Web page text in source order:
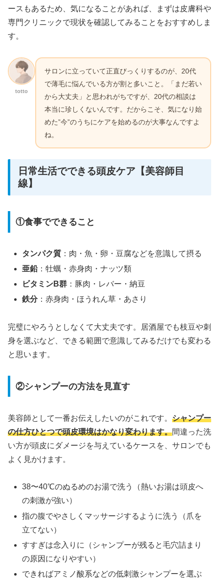
ースもあるため、気になることがあれば、まずは皮膚科や
専門クリニックで現状を確認してみることをおすすめしま
す。
totto
サロンに立っていて正直びっくりするのが、20代
で薄毛に悩んでいる方が割と多いこと。「まだ若い
から大丈夫」と思われがちですが、20代の相談は
本当に珍しくないんです。だからこそ、気になり始
めた”今”のうちにケアを始めるのが大事なんですよ
ね。
日常生活でできる頭皮ケア【美容師目
線】
①食事でできること
タンパク質 ：肉・魚・卵・豆腐などを意識して摂る
亜鉛：牡蠣・赤身肉・ナッツ類
ビタミンB群 ：豚肉・レバー・納豆
鉄分：赤身肉・ほうれん草・あさり
完璧にやろうとしなくて大丈夫です。居酒屋でも枝豆や刺
身を選ぶなど、できる範囲で意識してみるだけでも変わる
と思います。
②シャンプーの方法を見直す
美容師として一番お伝えしたいのがこれです。 シャンプー
の仕方ひとつで頭皮環境はかなり変わります。間違った洗
い方が頭皮にダメージを与えているケースを、サロンでも
よく見かけます。
38〜40℃のぬるめのお湯で洗う（熱いお湯は頭皮へ
の刺激が強い）
指の腹でやさしくマッサージするように洗う（爪を
立てない）
すすぎは念入りに（シャンプーが残ると毛穴詰まり
の原因になりやすい）
できればアミノ酸系などの低刺激シャンプーを選ぶ